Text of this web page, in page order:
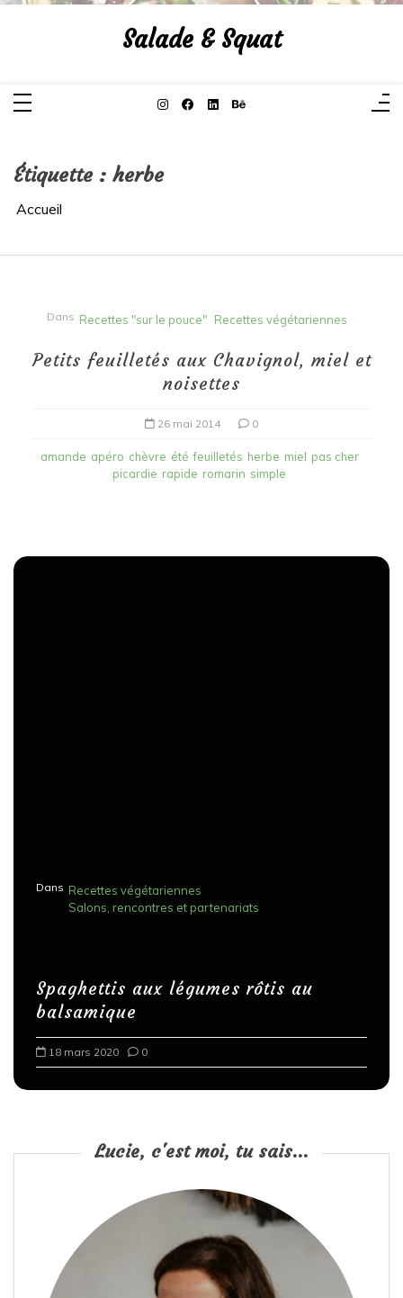
Aller
Salade & Squat
Étiquette : herbe
Accueil
Dans Recettes "sur le pouce" Recettes végétariennes
Petits feuilletés aux Chavignol, miel et
noisettes
26 mai 2014 0
amande apéro chèvre été feuilletés herbe miel pas cher
picardie rapide romarin simple
Dans Recettes végétariennes
Salons, rencontres et partenariats
Spaghettis aux légumes rôtis au
balsamique
18 mars 2020 0
Lucie, c'est moi, tu sais...